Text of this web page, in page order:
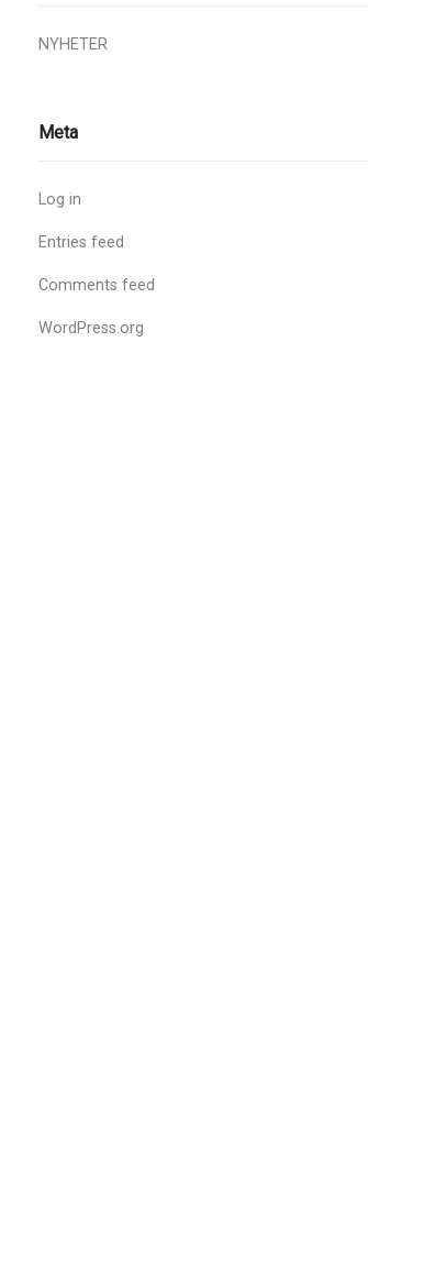
NYHETER
Meta
Log in
Entries feed
Comments feed
WordPress.org